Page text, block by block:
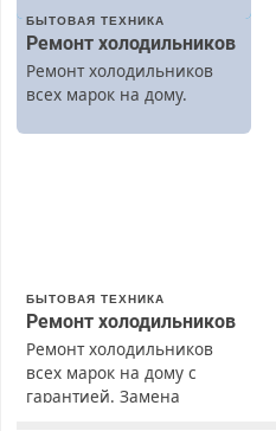
БЫТОВАЯ ТЕХНИКА
Ремонт холодильников
Ремонт холодильников
всех марок на дому.
БЫТОВАЯ ТЕХНИКА
Ремонт холодильников
Ремонт холодильников
всех марок на дому с
гарантией. Замена